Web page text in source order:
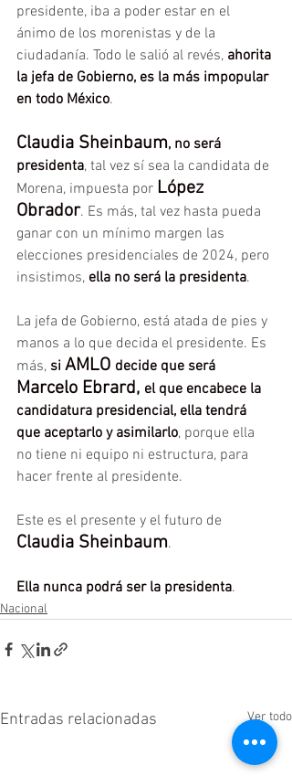
presidente, iba a poder estar en el
ánimo de los morenistas y de la
ciudadanía. Todo le salió al revés, ahorita
la jefa de Gobierno, es la más impopular
en todo México.
Claudia Sheinbaum, no será
presidenta, tal vez sí sea la candidata de
Morena, impuesta por López
Obrador. Es más, tal vez hasta pueda
ganar con un mínimo margen las
elecciones presidenciales de 2024, pero
insistimos, ella no será la presidenta.
La jefa de Gobierno, está atada de pies y
manos a lo que decida el presidente. Es
más, si AMLO decide que será
Marcelo Ebrard, el que encabece la
candidatura presidencial, ella tendrá
que aceptarlo y asimilarlo, porque ella
no tiene ni equipo ni estructura, para
hacer frente al presidente.
Este es el presente y el futuro de
Claudia Sheinbaum.
Ella nunca podrá ser la presidenta.
Nacional
Entradas relacionadas Ver todo